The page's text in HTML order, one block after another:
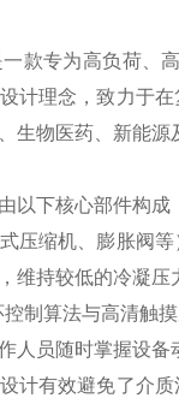
款专为高负荷、
计理念，致力于
生物医药、新能
以下核心部件构成
压缩机、膨胀阀
维持较低的冷凝
控制算法与高清触
人员随时掌握设备
设计有效避免了介